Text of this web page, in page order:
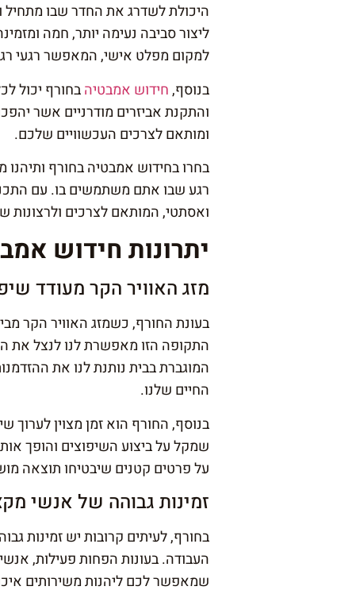
היכולת לשדרג את החדר שבו מתחיל
ליצור סביבה נעימה יותר, חמה
למקום מפלט אישי, המאפשר רגעי
בנוסף,חידוש אמבטיהבחורף יכול
והתקנת אביזרים מודרניים אשר
ומותאם לצרכים העכשוויים שלכם.
בחרו בחידוש אמבטיה בחורף
רגע שבו אתם משתמשים בו. עם
ואסתטי, המותאם לצרכים ולרצונות
יתרונות חידוש
מזג האוויר הקר מעודד
בעונת החורף, כשמזג האוויר הקר
התקופה הזו מאפשרת לנו לנצל את
המוגברת בבית נותנת לנו את
החיים שלנו.
בנוסף, החורף הוא זמן מצוין לערוך
שמקל על ביצוע השיפוצים והופך
על פרטים קטנים שיבטיחו תוצאה
זמינות גבוהה של אנשי
בחורף, לעיתים קרובות יש זמינות
העבודה. בעונות הפחות פעילות,
שמאפשר לכם ליהנות משירותים